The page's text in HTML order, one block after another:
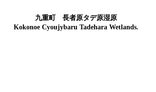
九重町 長者原タデ原湿原
Kokonoe Cyoujybaru Tadehara Wetlands.